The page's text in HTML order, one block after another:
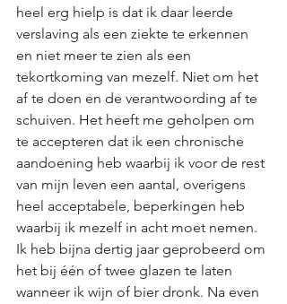
heel erg hielp is dat ik daar leerde
verslaving als een ziekte te erkennen
en niet meer te zien als een
tekortkoming van mezelf. Niet om het
af te doen en de verantwoording af te
schuiven. Het heeft me geholpen om
te accepteren dat ik een chronische
aandoening heb waarbij ik voor de rest
van mijn leven een aantal, overigens
heel acceptabele, beperkingen heb
waarbij ik mezelf in acht moet nemen.
Ik heb bijna dertig jaar geprobeerd om
het bij één of twee glazen te laten
wanneer ik wijn of bier dronk. Na even